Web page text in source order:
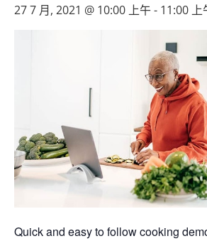
27 7 月, 2021 @ 10:00 上午- 11:00 上
Quick and easy to follow cooking